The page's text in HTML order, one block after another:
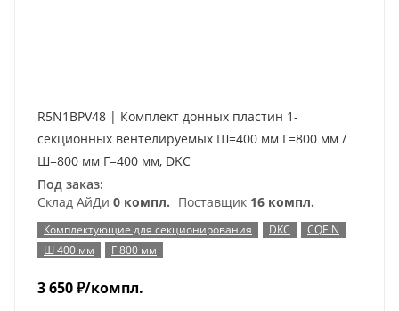
R5N1BPV48 | Комплект донных пластин 1-
секционных вентелируемых Ш=400 мм Г=800 мм /
Ш=800 мм Г=400 мм, DKC
Под заказ:
Склад АйДи 0 компл. Поставщик 16 компл.
Комплектующие для секционирования DKC
CQE N
Ш 400 мм
Г 800 мм
3 650₽/компл.